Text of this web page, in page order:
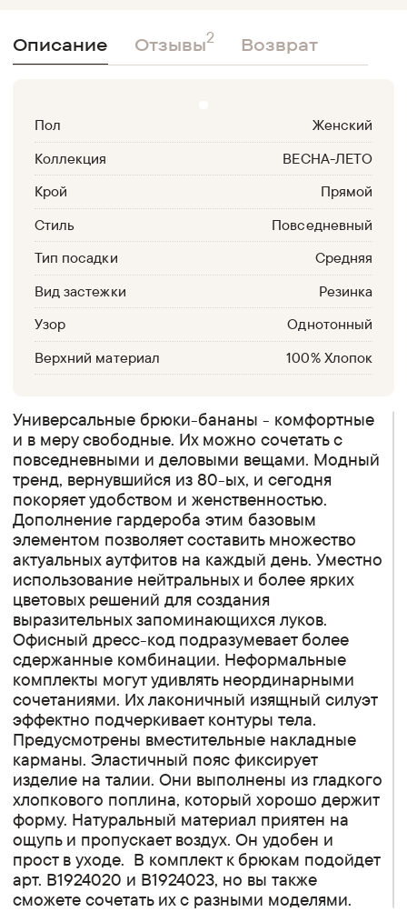
Описание Отзывы2 Возврат
Универсальные брюки-бананы - комфортные
и в меру свободные. Их можно сочетать с
повседневными и деловыми вещами. Модный
тренд, вернувшийся из 80-ых, и сегодня
покоряет удобством и женственностью.
Дополнение гардероба этим базовым
элементом позволяет составить множество
актуальных аутфитов на каждый день. Уместно
использование нейтральных и более ярких
цветовых решений для создания
выразительных запоминающихся луков.
Офисный дресс-код подразумевает более
сдержанные комбинации. Неформальные
комплекты могут удивлять неординарными
сочетаниями. Их лаконичный изящный силуэт
эффектно подчеркивает контуры тела.
Предусмотрены вместительные накладные
карманы. Эластичный пояс фиксирует
изделие на талии. Они выполнены из гладкого
хлопкового поплина, который хорошо держит
форму. Натуральный материал приятен на
ощупь и пропускает воздух. Он удобен и
прост в уходе. В комплект к брюкам подойдет
арт. B1924020 и B1924023, но вы также
сможете сочетать их с разными моделями.
Пол
Женский
Коллекция
ВЕСНА-ЛЕТО
Крой
Прямой
Стиль
Повседневный
Тип посадки
Средняя
Вид застежки
Резинка
Узор
Однотонный
Верхний материал
100% Хлопок